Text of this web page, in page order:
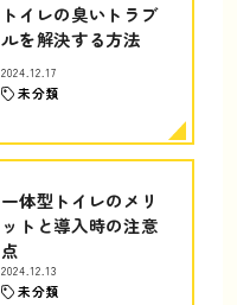
トイレの臭いトラブ
ルを解決する方法
2024.12.17
未分類
一体型トイレのメリ
ットと導入時の注意
点
2024.12.13
未分類